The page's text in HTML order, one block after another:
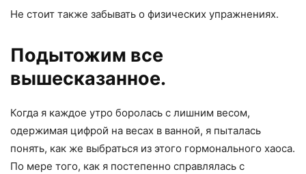
Не стоит также забывать о физических упражнениях.
Подытожим все
вышесказанное.
Когда я каждое утро боролась с лишним весом,
одержимая цифрой на весах в ванной, я пыталась
понять, как же выбраться из этого гормонального хаоса.
По мере того, как я постепенно справлялась с